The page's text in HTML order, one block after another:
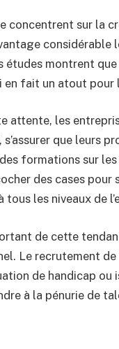
concentrent sur la
considérable
études montrent
fait un atout pour
attente, les
que leurs
formations sur les
des cases
les niveaux de
de cette
Le recrutement
de handicap ou
à la pénurie de